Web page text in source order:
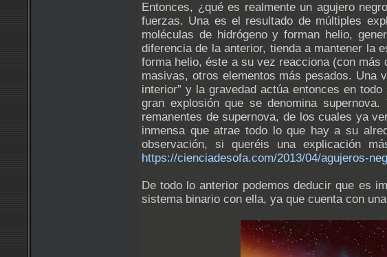
Entonces, ¿qué es realmente un agujero
fuerzas. Una es el resultado de múltiples
moléculas de hidrógeno y forman helio,
diferencia de la anterior, tienda a mantener la
forma helio, éste a su vez reacciona (con
masivas, otros elementos más pesados. Una
interior” y la gravedad actúa entonces en
gran explosión que se denomina
remanentes de supernova, de los cuales ya
inmensa que atrae todo lo que hay a su
observación, si queréis una explicación
https://cienciadesofa.com/2013/04/agujeros-
De todo lo anterior podemos deducir que es
sistema binario con ella, ya que cuenta con